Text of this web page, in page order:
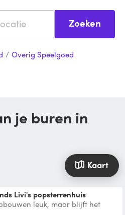
Zoeken
/ Overig Speelgoed
Kaart
Livi's popsterrenhuis
leuk, maar blijft het